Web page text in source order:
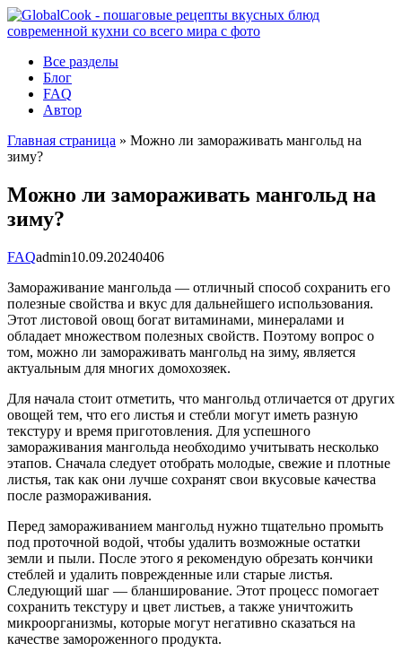
Перейти
к
Все разделы
Блог
FAQ
Автор
Главная страница » Можно ли замораживать мангольд на
зиму?
Можно ли замораживать мангольд на
зиму?
FAQadmin10.09.20240406
Замораживание мангольда — отличный способ сохранить его
полезные свойства и вкус для дальнейшего использования.
Этот листовой овощ богат витаминами, минералами и
обладает множеством полезных свойств. Поэтому вопрос о
том, можно ли замораживать мангольд на зиму, является
актуальным для многих домохозяек.
Для начала стоит отметить, что мангольд отличается от других
овощей тем, что его листья и стебли могут иметь разную
текстуру и время приготовления. Для успешного
замораживания мангольда необходимо учитывать несколько
этапов. Сначала следует отобрать молодые, свежие и плотные
листья, так как они лучше сохранят свои вкусовые качества
после размораживания.
Перед замораживанием мангольд нужно тщательно промыть
под проточной водой, чтобы удалить возможные остатки
земли и пыли. После этого я рекомендую обрезать кончики
стеблей и удалить поврежденные или старые листья.
Следующий шаг — бланширование. Этот процесс помогает
сохранить текстуру и цвет листьев, а также уничтожить
микроорганизмы, которые могут негативно сказаться на
качестве замороженного продукта.